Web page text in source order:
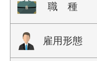
職 種
雇用形態